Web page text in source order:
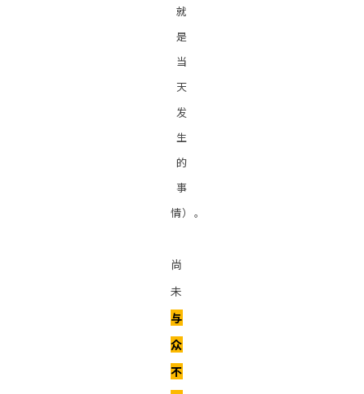
就
是
当
天
发
生
的
事
情）。
尚
未
与
众
不